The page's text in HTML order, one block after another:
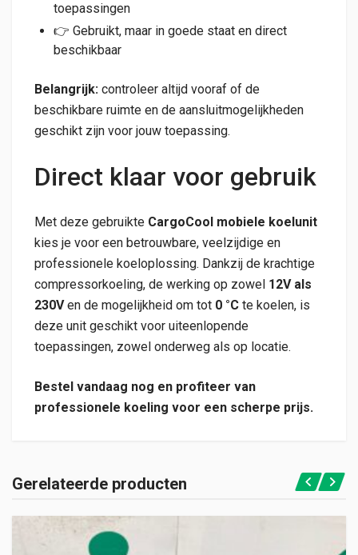
toepassingen
👉 Gebruikt, maar in goede staat en direct
beschikbaar
Belangrijk: controleer altijd vooraf of de
beschikbare ruimte en de aansluitmogelijkheden
geschikt zijn voor jouw toepassing.
Direct klaar voor gebruik
Met deze gebruikte CargoCool mobiele koelunit
kies je voor een betrouwbare, veelzijdige en
professionele koeloplossing. Dankzij de krachtige
compressorkoeling, de werking op zowel 12V als
230Ven de mogelijkheid om tot 0 °C te koelen, is
deze unit geschikt voor uiteenlopende
toepassingen, zowel onderweg als op locatie.
Bestel vandaag nog en profiteer van
professionele koeling voor een scherpe prijs.
Gerelateerde producten